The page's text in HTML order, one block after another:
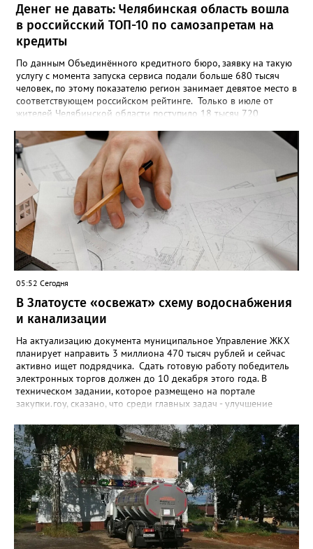
Денег не давать: Челябинская область вошла
в российсский ТОП-10 по самозапретам на
кредиты
По данным Объединённого кредитного бюро, заявку на такую
услугу с момента запуска сервиса подали больше 680 тысяч
человек, по этому показателю регион занимает девятое место в
соответствующем российском рейтинге. Только в июле от
жителей Челябинской области поступило 18 тысяч 720
снятие. В целом не давать им взаймы сегодня просят 543 с
лишним тысячи человек. Почти 89 тысяч за это время решили
запрет отозвать. При этом, утверждают аналитики бюро,
примерно каждый пятый из тех, кто установил самозапрет,
никогда кредиты не брал, столько же погасили долги недавно,
а больше половины имеют долговые обязательства сейчас.
05:52 Сегодня
В Златоусте «освежат» схему водоснабжения
и канализации
На актуализацию документа муниципальное Управление ЖКХ
планирует направить 3 миллиона 470 тысяч рублей и сейчас
активно ищет подрядчика. Сдать готовую работу победитель
электронных торгов должен до 10 декабря этого года. В
техническом задании, которое размещено на портале
закупки.гоу, сказано, что среди главных задач - улучшение
повышение энергоэффективности систем. Кроме электронных
схем, исполнителю нужно разработать предложения по
строительству и реконструкции водоснабжения и канализации,
оценив размер вложений, а также представить перечень
бесхозных объектов и возможные сценарии развития этой
сферы городского хозяйства. В июне 2025 года
«Златоуст.инфо» сообщал о подобных торгах. Тогда цена
вопроса была почти в три раза выше - 9 миллионов 13 тысяч
486 рублей, а в списке работ была разработка электронной
системы ливнёвок.